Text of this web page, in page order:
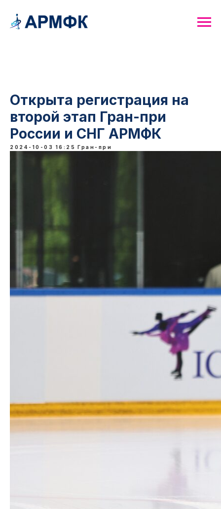
Открыта регистрация на
второй этап Гран-при
России и СНГ АРМФК
2024-10-03 16:25 Гран-при